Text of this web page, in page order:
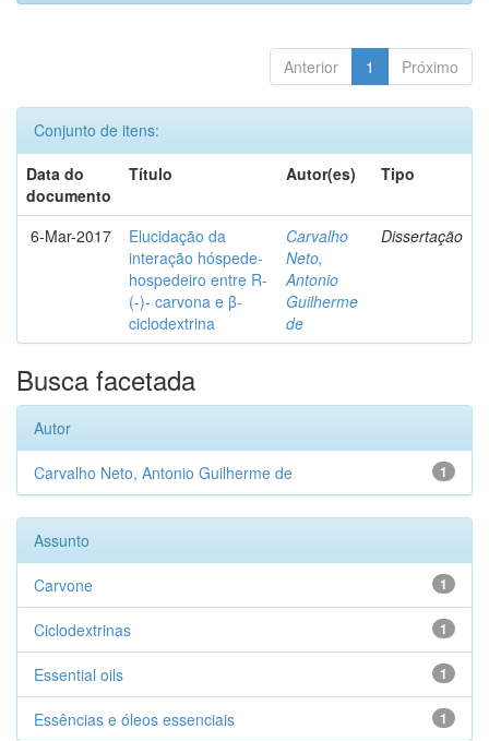
Anterior 1 Próximo
Conjunto de itens:
Data do
documento
Título Autor(es) Tipo
6-Mar-2017
Elucidação da
interação hóspede-
hospedeiro entre R-
(-)- carvona e β-
ciclodextrina
Carvalho
Neto,
Antonio
Guilherme
de
Dissertação
Busca facetada
Autor
1
Carvalho Neto, Antonio Guilherme de
Assunto
1
Carvone
1
Ciclodextrinas
1
Essential oils
1
Essências e óleos essenciais